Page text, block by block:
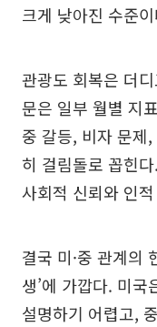
크게 낮아진 수준
관광도 회복은 더
문은 일부 월별 지
중 갈등, 비자 문제
히 걸림돌로 꼽힌
사회적 신뢰와 인
결국 미·중 관계의
생’에 가깝다. 미
설명하기 어렵고,